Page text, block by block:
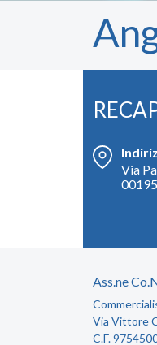
Via
Ass.ne
Via Vittore
C.F.